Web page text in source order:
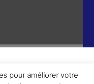
pour améliorer votre